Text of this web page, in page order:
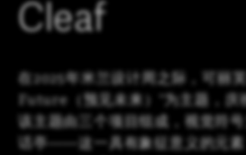
Cleaf
在2025年米兰设计周之际，可丽
Future（预见未来）”为主题，庆
该主题由三个项目组成，视觉符
话亭——这一具有象征意义的元